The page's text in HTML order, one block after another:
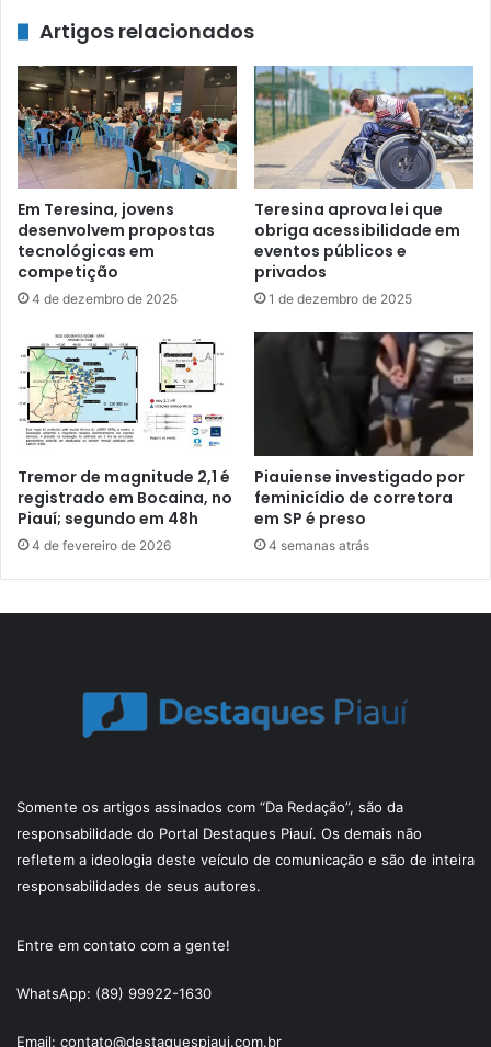
Artigos relacionados
Em Teresina, jovens
desenvolvem propostas
tecnológicas em
competição
4 de dezembro de 2025
Teresina aprova lei que
obriga acessibilidade em
eventos públicos e
privados
1 de dezembro de 2025
Tremor de magnitude 2,1 é
registrado em Bocaina, no
Piauí; segundo em 48h
4 de fevereiro de 2026
Piauiense investigado por
feminicídio de corretora
em SP é preso
4 semanas atrás
Somente os artigos assinados com “Da Redação”, são da
responsabilidade do Portal Destaques Piauí. Os demais não
refletem a ideologia deste veículo de comunicação e são de inteira
responsabilidades de seus autores.
Entre em contato com a gente!
WhatsApp: (89) 99922-1630
Email: contato@destaquespiaui.com.br